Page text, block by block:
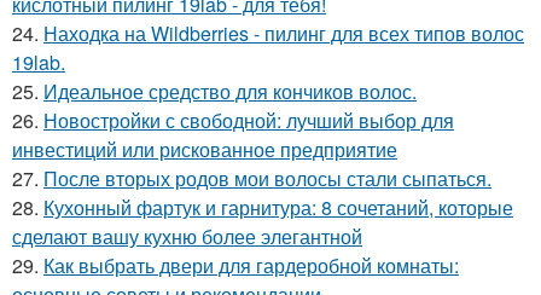
24. Находка на Wildberries - пилинг для всех типов волос
19lab.
25. Идеальное средство для кончиков волос.
26. Новостройки с свободной: лучший выбор для
инвестиций или рискованное предприятие
27. После вторых родов мои волосы стали сыпаться.
28. Кухонный фартук и гарнитура: 8 сочетаний, которые
сделают вашу кухню более элегантной
29. Как выбрать двери для гардеробной комнаты: